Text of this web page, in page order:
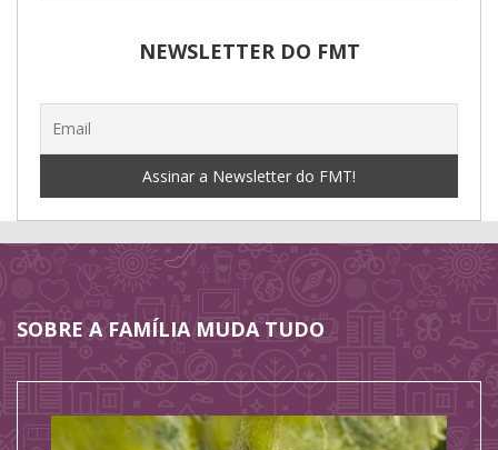
NEWSLETTER DO FMT
SOBRE A FAMÍLIA MUDA TUDO